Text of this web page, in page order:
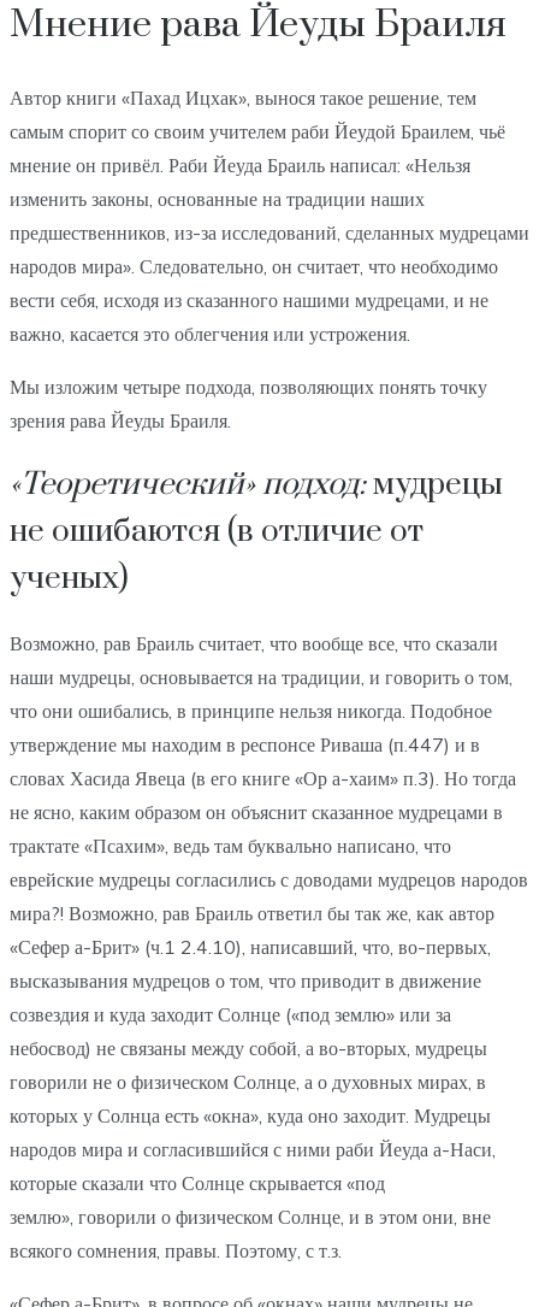
Мнение рава Йеуды Браиля
Автор книги «Пахад Ицхак», вынося такое решение, тем
самым спорит со своим учителем раби Йеудой Браилем, чьё
мнение он привёл. Раби Йеуда Браиль написал: «Нельзя
изменить законы, основанные на традиции наших
предшественников, из-за исследований, сделанных мудрецами
народов мира». Следовательно, он считает, что необходимо
вести себя, исходя из сказанного нашими мудрецами, и не
важно, касается это облегчения или устрожения.
Мы изложим четыре подхода, позволяющих понять точку
зрения рава Йеуды Браиля.
«Теоретический» подход:мудрецы
не ошибаются (в отличие от
ученых)
Возможно, рав Браиль считает, что вообще все, что сказали
наши мудрецы, основывается на традиции, и говорить о том,
что они ошибались, в принципе нельзя никогда. Подобное
утверждение мы находим в респонсе Риваша (п.447) и в
словах Хасида Явеца (в его книге «Ор а-хаим» п.3). Но тогда
не ясно, каким образом он объяснит сказанное мудрецами в
трактате «Псахим», ведь там буквально написано, что
еврейские мудрецы согласились с доводами мудрецов народов
мира?! Возможно, рав Браиль ответил бы так же, как автор
«Сефер а-Брит» (ч.1 2.4.10), написавший, что, во-первых,
высказывания мудрецов о том, что приводит в движение
созвездия и куда заходит Солнце («под землю» или за
небосвод) не связаны между собой, а во-вторых, мудрецы
говорили не о физическом Солнце, а о духовных мирах, в
которых у Солнца есть «окна», куда оно заходит. Мудрецы
народов мира и согласившийся с ними раби Йеуда а-Наси,
которые сказали что Солнце скрывается «под
землю», говорили о физическом Солнце, и в этом они, вне
всякого сомнения, правы. Поэтому, с т.з.